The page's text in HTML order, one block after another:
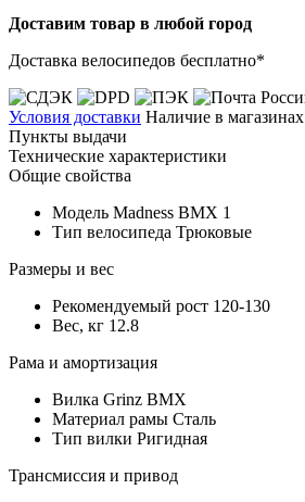
Доставим товар в любой город
Доставка велосипедов бесплатно*
Условия доставки Наличие в магазинах
Пункты выдачи
Технические характеристики
Общие свойства
Модель Madness BMX 1
Тип велосипеда Трюковые
Размеры и вес
Рекомендуемый рост 120-130
Вес, кг 12.8
Рама и амортизация
Вилка Grinz BMX
Материал рамы Сталь
Тип вилки Ригидная
Трансмиссия и привод